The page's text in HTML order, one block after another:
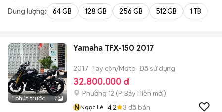
Dung lượng: 64 GB 128 GB 256 GB 512 GB 1 TB
1 phút trước 7
Yamaha TFX-150 2017
2017 Tay côn/Moto Đã sử dụng
32.800.000 đ
Phường 12 (P. Bảy Hiền mới)
NNgọc Lê 4.2 3 đã bán